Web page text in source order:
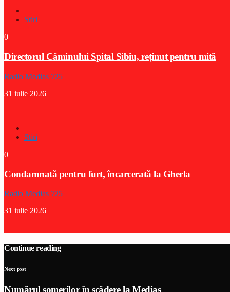
Stiri
0
Directorul Căminului Spital Sibiu, reținut pentru mită
Radio Medias 725
31 iulie 2026
Stiri
0
Condamnată pentru furt, încarcerată la Gherla
Radio Medias 725
31 iulie 2026
Continue reading
Next post
Numărul șomerilor în scădere la Mediaș